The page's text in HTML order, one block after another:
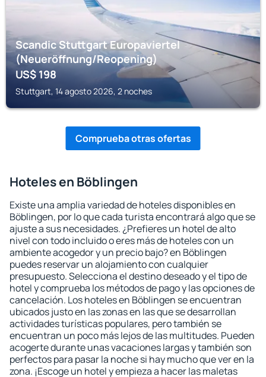
Scandic Stuttgart Europaviertel
(Neueröffnung/Reopening)
US$198
Stuttgart, 14 agosto 2026, 2 noches
Comprueba otras ofertas
Hoteles en Böblingen
Existe una amplia variedad de hoteles disponibles en
Böblingen, por lo que cada turista encontrará algo que se
ajuste a sus necesidades. ¿Prefieres un hotel de alto
nivel con todo incluido o eres más de hoteles con un
ambiente acogedor y un precio bajo? en Böblingen
puedes reservar un alojamiento con cualquier
presupuesto. Selecciona el destino deseado y el tipo de
hotel y comprueba los métodos de pago y las opciones de
cancelación. Los hoteles en Böblingen se encuentran
ubicados justo en las zonas en las que se desarrollan
actividades turísticas populares, pero también se
encuentran un poco más lejos de las multitudes. Pueden
acogerte durante unas vacaciones largas y también son
perfectos para pasar la noche si hay mucho que ver en la
zona. ¡Escoge un hotel y empieza a hacer las maletas